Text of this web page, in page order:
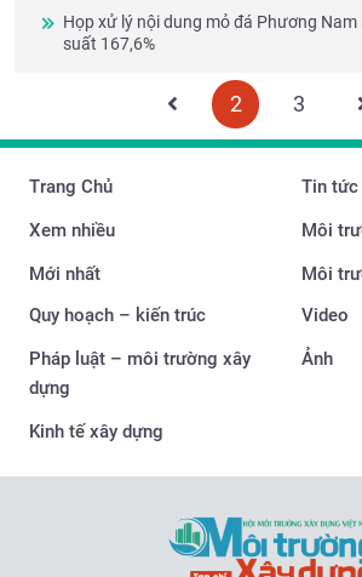
Họp xử lý nội dung mỏ đá Phương
suất 167,6%
2 3
Trang Chủ
Xem nhiều
Mới nhất
Tin tức
Môi
Môi
Quy hoạch – kiến trúc
Pháp luật – môi trường xây
dựng
Kinh tế xây dựng
Video
Ảnh